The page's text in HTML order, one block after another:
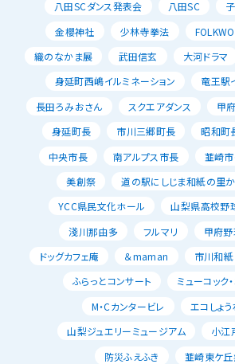
八田SCダンス発表会
八田SC
金櫻神社
少林寺拳法
織のなかま展
武田信玄 大河ドラマ
身延町西嶋イルミネーション
竜王駅
長田ろみおさん
スクエアダンス 甲
身延町長
市川三郷町長 昭和町
中央市長
南アルプス市長 韮崎
美創祭
道の駅にしじま和紙の里
YCC県民文化ホール
山梨県高校野
淺川那由多
フルマリ
甲府野
ドッグカフェ庵
＆maman 市川和紙
ふらっとコンサート
ミューコック
M・Cカンタービレ
エコしょ
山梨ジュエリーミュージアム
小江
防災ふえふき
韮崎東ケ丘